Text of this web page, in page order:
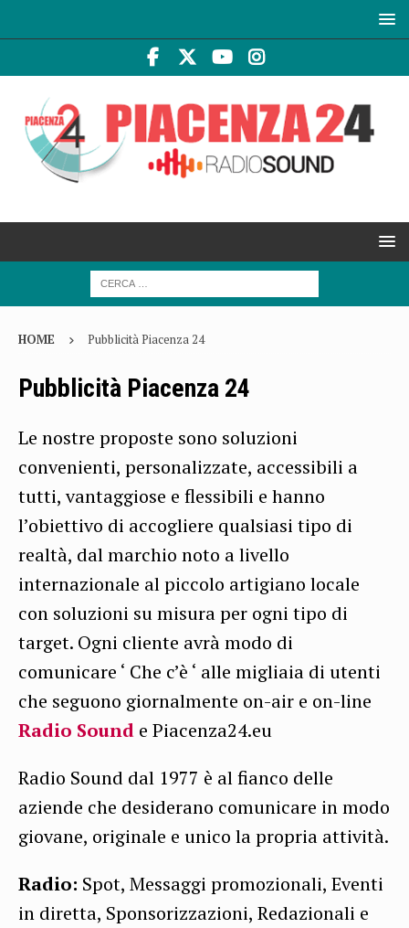
HOME Pubblicità Piacenza 24
Pubblicità Piacenza 24
Le nostre proposte sono soluzioni
convenienti, personalizzate, accessibili a
tutti, vantaggiose e flessibili e hanno
l’obiettivo di accogliere qualsiasi tipo di
realtà, dal marchio noto a livello
internazionale al piccolo artigiano locale
con soluzioni su misura per ogni tipo di
target. Ogni cliente avrà modo di
comunicare ‘ Che c’è ‘ alle migliaia di utenti
che seguono giornalmente on-air e on-line
Radio Sound e Piacenza24.eu
Radio Sound dal 1977 è al fianco delle
aziende che desiderano comunicare in modo
giovane, originale e unico la propria attività.
Radio: Spot, Messaggi promozionali, Eventi
in diretta, Sponsorizzazioni, Redazionali e